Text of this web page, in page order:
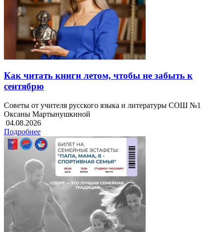
Как читать книги летом, чтобы не забыть к
сентябрю
Советы от учителя русского языка и литературы СОШ №1
Оксаны Мартынушкиной
04.08.2026
Подробнее